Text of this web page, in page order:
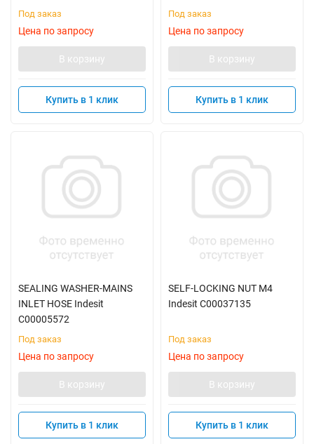
Под заказ
Цена по запросу
В корзину
Купить в 1 клик
Под заказ
Цена по запросу
В корзину
Купить в 1 клик
SEALING WASHER-MAINS
INLET HOSE Indesit
C00005572
Под заказ
Цена по запросу
В корзину
Купить в 1 клик
SELF-LOCKING NUT M4
Indesit C00037135
Под заказ
Цена по запросу
В корзину
Купить в 1 клик